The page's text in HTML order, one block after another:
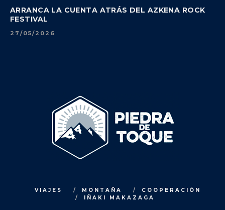
ARRANCA LA CUENTA ATRÁS DEL AZKENA ROCK
FESTIVAL
27/05/2026
VIAJES MONTAÑA
COOPERACIÓN
IÑAKI MAKAZAGA